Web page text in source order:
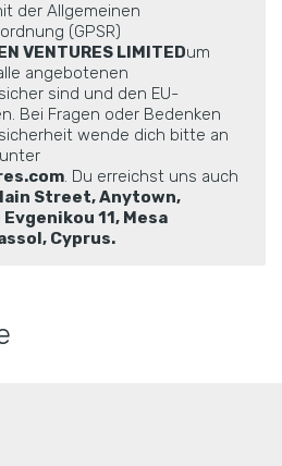
der Allgemeinen
(GPSR)
VENTURES LIMITEDum
angebotenen
sind und den EU-
Bei Fragen oder Bedenken
wende dich bitte an
. Du erreichst uns auch
Street, Anytown,
11, Mesa
Cyprus.